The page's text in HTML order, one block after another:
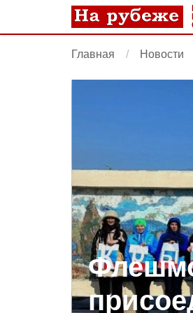
Главная Новости